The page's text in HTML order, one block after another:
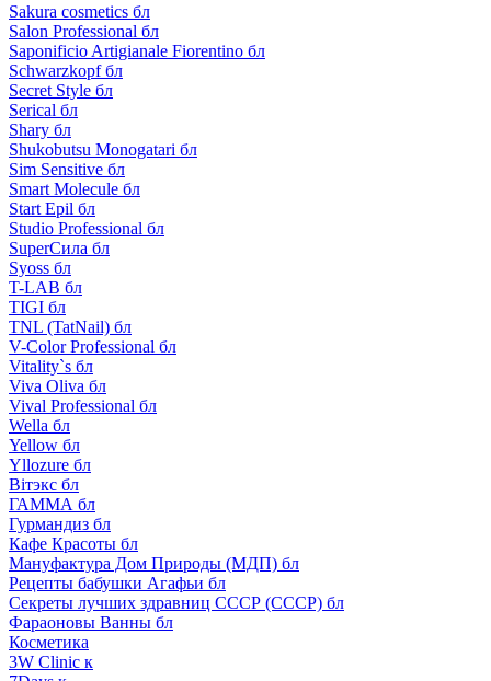
Sakura cosmetics бл
Salon Professional бл
Saponificio Artigianale Fiorentino бл
Schwarzkopf бл
Secret Style бл
Serical бл
Shary бл
Shukobutsu Monogatari бл
Sim Sensitive бл
Smart Molecule бл
Start Epil бл
Studio Professional бл
SuperСила бл
Syoss бл
T-LAB бл
TIGI бл
TNL (TatNail) бл
V-Color Professional бл
Vitality`s бл
Viva Oliva бл
Vival Professional бл
Wella бл
Yellow бл
Yllozure бл
Вiтэкс бл
ГАММА бл
Гурмандиз бл
Кафе Красоты бл
Мануфактура Дом Природы (МДП) бл
Рецепты бабушки Агафьи бл
Секреты лучших здравниц СССР (СССР) бл
Фараоновы Ванны бл
Косметика
3W Clinic к